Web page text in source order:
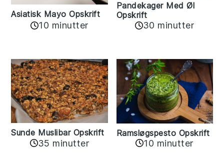
Asiatisk Mayo Opskrift
10 minutter
Pandekager Med Øl
Opskrift
30 minutter
Sunde Muslibar Opskrift
35 minutter
Ramsløgspesto Opskrift
10 minutter